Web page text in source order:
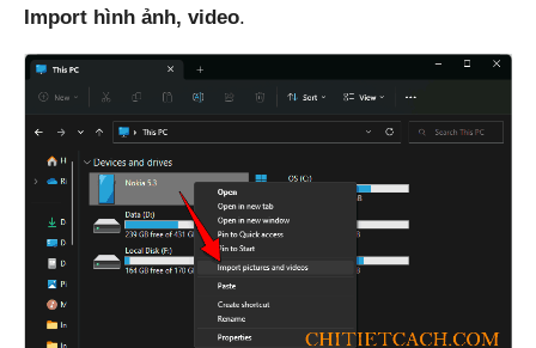
Import hình ảnh, video.